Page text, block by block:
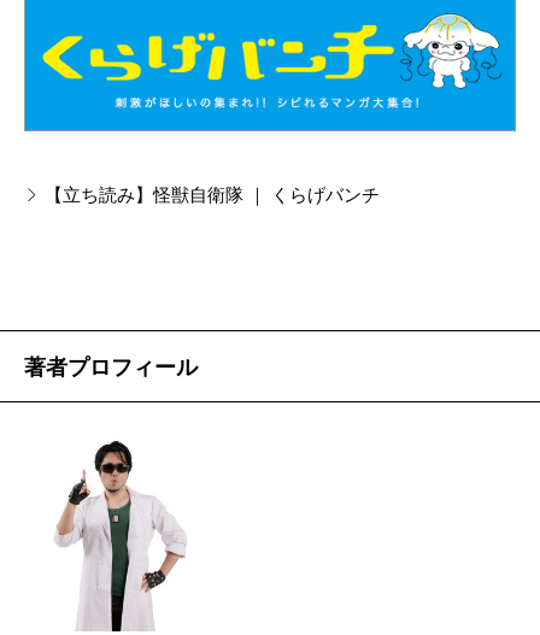
【立ち読み】怪獣自衛隊 ｜ くらげバンチ
著者プロフィール